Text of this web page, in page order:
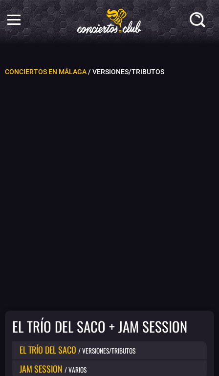
CONCIERTOS EN MÁLAGA/ VERSIONES/TRIBUTOS
EL TRÍO DEL SACO + JAM SESSION
EL TRÍO DEL SACO / VERSIONES/TRIBUTOS
JAM SESSION / VARIOS